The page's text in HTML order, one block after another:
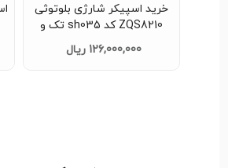
خرید اسپیکر شارژی بلوتوثی
ZQS8210 کد sh035 تک و
عمده
126,000,000 ریال